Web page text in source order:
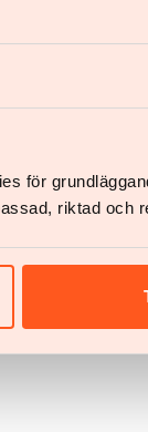
för
riktad och